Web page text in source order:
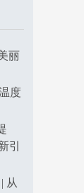
丽
度
引
从